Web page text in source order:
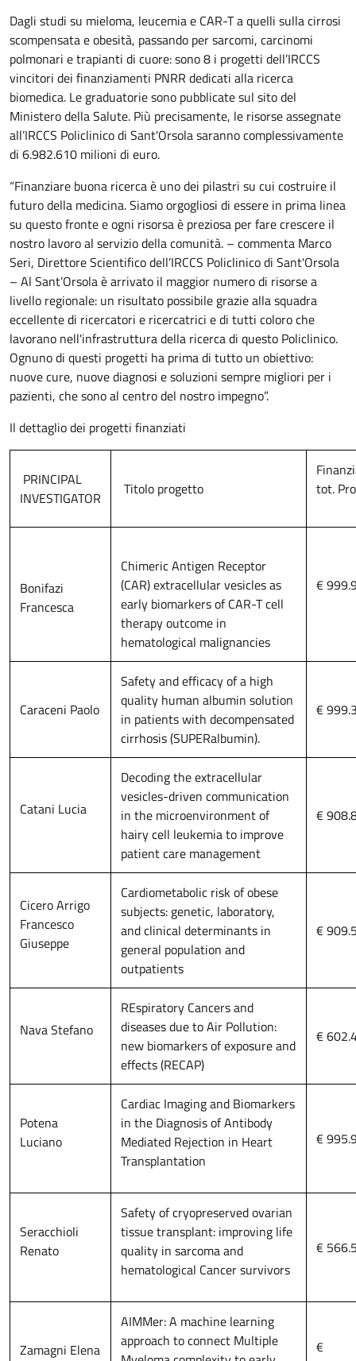
Dagli studi su mieloma, leucemia e CAR-T a quelli sulla cirrosi
scompensata e obesità, passando per sarcomi, carcinomi
polmonari e trapianti di cuore: sono 8 i progetti dell’IRCCS
vincitori dei finanziamenti PNRR dedicati alla ricerca
biomedica. Le graduatorie sono pubblicate sul sito del
Ministero della Salute. Più precisamente, le risorse assegnate
all’IRCCS Policlinico di Sant'Orsola saranno complessivamente
di 6.982.610 milioni di euro.
“Finanziare buona ricerca è uno dei pilastri su cui costruire il
futuro della medicina. Siamo orgogliosi di essere in prima linea
su questo fronte e ogni risorsa è preziosa per fare crescere il
nostro lavoro al servizio della comunità. – commenta Marco
Seri, Direttore Scientifico dell’IRCCS Policlinico di Sant'Orsola
– Al Sant’Orsola è arrivato il maggior numero di risorse a
livello regionale: un risultato possibile grazie alla squadra
eccellente di ricercatori e ricercatrici e di tutti coloro che
lavorano nell'infrastruttura della ricerca di questo Policlinico.
Ognuno di questi progetti ha prima di tutto un obiettivo:
nuove cure, nuove diagnosi e soluzioni sempre migliori per i
pazienti, che sono al centro del nostro impegno”.
Il dettaglio dei progetti finanziati
PRINCIPAL
INVESTIGATOR
Titolo progetto
tot.
Bonifazi
Francesca
Chimeric Antigen Receptor
(CAR) extracellular vesicles as
early biomarkers of CAR-T cell
therapy outcome in
hematological malignancies
€
Caraceni Paolo
Safety and efficacy of a high
quality human albumin solution
in patients with decompensated
cirrhosis (SUPERalbumin).
€
Catani Lucia
Decoding the extracellular
vesicles-driven communication
in the microenvironment of
hairy cell leukemia to improve
patient care management
€
Cicero Arrigo
Francesco
Giuseppe
Cardiometabolic risk of obese
subjects: genetic, laboratory,
and clinical determinants in
general population and
outpatients
€
Nava Stefano
REspiratory Cancers and
diseases due to Air Pollution:
new biomarkers of exposure and
effects (RECAP)
€
Potena
Luciano
Cardiac Imaging and Biomarkers
in the Diagnosis of Antibody
Mediated Rejection in Heart
Transplantation
€
Seracchioli
Renato
Safety of cryopreserved ovarian
tissue transplant: improving life
quality in sarcoma and
hematological Cancer survivors
€
Zamagni Elena
AIMMer: A machine learning
approach to connect Multiple
€